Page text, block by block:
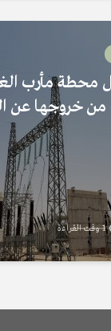
محطة مأرب
خروجها عن
1 وقت القراءة